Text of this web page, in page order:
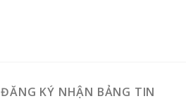
ĐĂNG KÝ NHẬN BẢNG TIN